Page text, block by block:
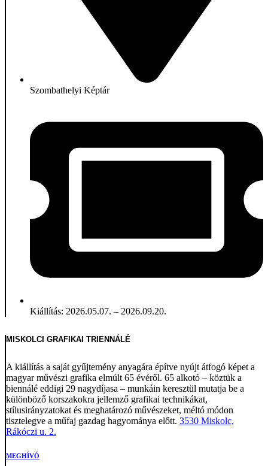
Szombathelyi Képtár
Kiállítás: 2026.05.07. – 2026.09.20.
MISKOLCI GRAFIKAI TRIENNÁLÉ
A kiállítás a saját gyűjtemény anyagára építve nyújt átfogó képet a
magyar művészi grafika elmúlt 65 évéről. 65 alkotó – köztük a
biennálé eddigi 29 nagydíjasa – munkáin keresztül mutatja be a
különböző korszakokra jellemző grafikai technikákat,
stílusirányzatokat és meghatározó művészeket, méltó módon
tisztelegve a műfaj gazdag hagyománya előtt. 3530 Miskolc,
Rákóczi u. 2.
MEGHÍVÓ